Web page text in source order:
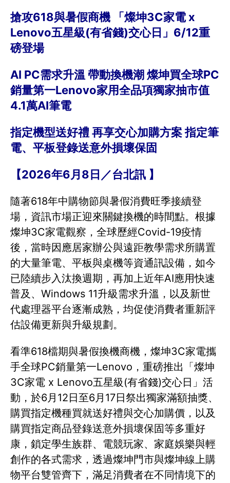
搶攻618與暑假商機 「燦坤3C家電 x
Lenovo五星級(有省錢)交心日」6/12重
磅登場
AI PC需求升溫 帶動換機潮 燦坤買全球PC
銷量第一Lenovo家用全品項獨家抽市值
4.1萬AI筆電
指定機型送好禮 再享交心加購方案 指定筆
電、平板登錄送意外損壞保固
【2026年6月8日／台北訊 】
隨著618年中購物節與暑假消費旺季接續登
場，資訊市場正迎來關鍵換機的時間點。根據
燦坤3C家電觀察，全球歷經Covid-19疫情
後，當時因應居家辦公與遠距教學需求所購置
的大量筆電、平板與桌機等資通訊設備，如今
已陸續步入汰換週期，再加上近年AI應用快速
普及、Windows 11升級需求升溫，以及新世
代處理器平台逐漸成熟，均促使消費者重新評
估設備更新與升級規劃。
看準618檔期與暑假換機商機，燦坤3C家電攜
手全球PC銷量第一Lenovo，重磅推出「燦坤
3C家電 x Lenovo五星級(有省錢)交心日」活
動，於6月12日至6月17日祭出獨家滿額抽獎、
購買指定機種買就送好禮與交心加購價，以及
購買指定商品登錄送意外損壞保固等多重好
康，鎖定學生族群、電競玩家、家庭娛樂與輕
創作的各式需求，透過燦坤門市與燦坤線上購
物平台雙管齊下，滿足消費者在不同情境下的